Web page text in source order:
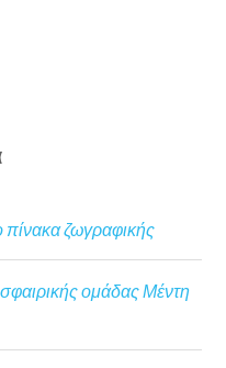
ζωγραφικής
ομάδας Μέντη